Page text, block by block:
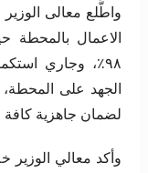
واطَّلع معالى
الاعمال بالمحطة
٩٨٪؜، وجاري
لضمان جاهزية كافة
وأكد معالي الوزير